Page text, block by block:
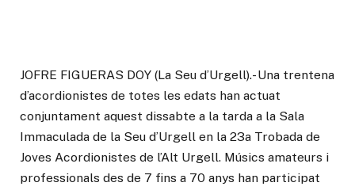
JOFRE FIGUERAS DOY (La Seu d’Urgell).- Una trentena
d’acordionistes de totes les edats han actuat
conjuntament aquest dissabte a la tarda a la Sala
Immaculada de la Seu d’Urgell en la 23a Trobada de
Joves Acordionistes de l’Alt Urgell. Músics amateurs i
professionals des de 7 fins a 70 anys han participat